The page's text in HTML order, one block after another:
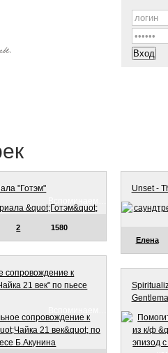
"Готэм"
2 1580
сопровождение к
21 век" по пьесе
Unset -
Елена